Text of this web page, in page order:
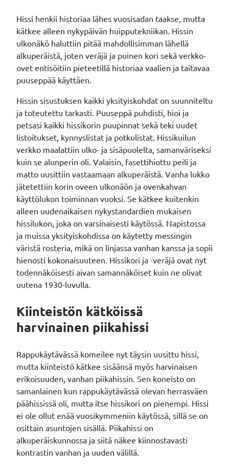
Hissi henkii historiaa lähes vuosisadan taakse, mutta
kätkee alleen nykypäivän huipputekniikan. Hissin
ulkonäkö haluttiin pitää mahdollisimman lähellä
alkuperäistä, joten veräjä ja puinen kori sekä verkko-
ovet entisöitiin pieteetillä historiaa vaalien ja taitavaa
puuseppää käyttäen.
Hissin sisustuksen kaikki yksityiskohdat on suunniteltu
ja toteutettu tarkasti. Puuseppä puhdisti, hioi ja
petsasi kaikki hissikorin puupinnat sekä teki uudet
listoitukset, kynnyslistat ja potkulistat. Hissikuilun
verkko maalattiin ulko- ja sisäpuolelta, samanväriseksi
kuin se alunperin oli. Valaisin, fasettihiottu peili ja
matto uusittiin vastaamaan alkuperäistä. Vanha lukko
jätetettiin korin oveen ulkonäön ja ovenkahvan
käyttölukon toiminnan vuoksi. Se kätkee kuitenkin
alleen uudenaikaisen nykystandardien mukaisen
hissilukon, joka on varsinaisesti käytössä. Napistossa
ja muissa yksityiskohdissa on käytetty messingin
väristä rosteria, mikä on linjassa vanhan kanssa ja sopii
hienosti kokonaisuuteen. Hissikori ja -veräjä ovat nyt
todennäköisesti aivan samannäköiset kuin ne olivat
uutena 1930-luvulla.
Kiinteistön kätköissä
harvinainen piikahissi
Rappukäytävässä komeilee nyt täysin uusittu hissi,
mutta kiinteistö kätkee sisäänsä myös harvinaisen
erikoisuuden, vanhan piikahissin. Sen koneisto on
samanlainen kun rappukäytävässä olevan herrasväen
päähississä oli, mutta itse hissikori on pienempi. Hissi
ei ole ollut enää vuosikymmeniin käytössä, sillä se on
osittain asuntojen sisällä. Piikahissi on
alkuperäiskunnossa ja siitä näkee kiinnostavasti
kontrastin vanhan ja uuden välillä.